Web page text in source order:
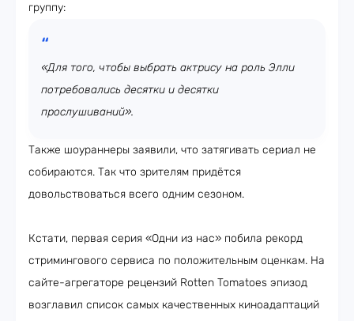
группу:
«Для того, чтобы выбрать актрису на роль Элли
потребовались десятки и десятки
прослушиваний».
Также шоураннеры заявили, что затягивать сериал не
собираются. Так что зрителям придётся
довольствоваться всего одним сезоном.
Кстати, первая серия «Одни из нас» побила рекорд
стримингового сервиса по положительным оценкам. На
сайте-агрегаторе рецензий Rotten Tomatoes эпизод
возглавил список самых качественных киноадаптаций